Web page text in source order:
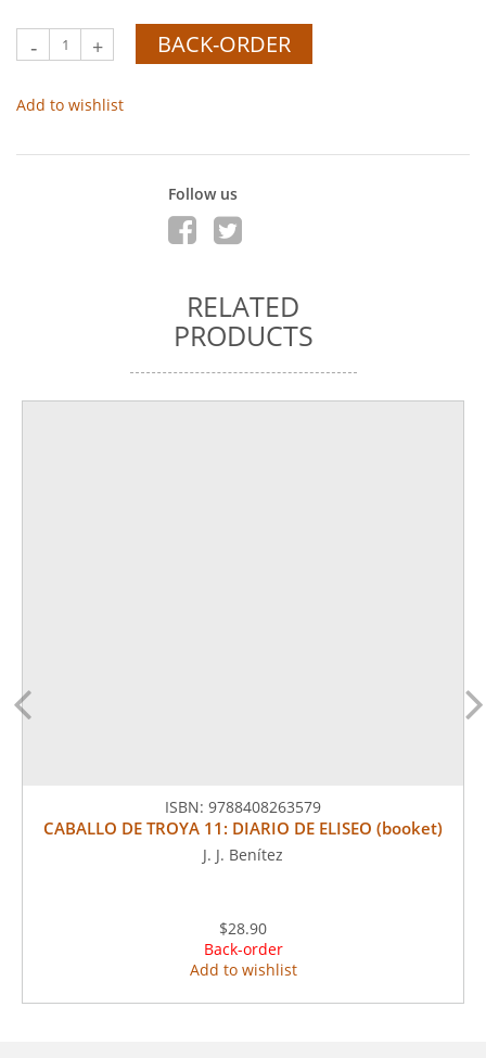
- + BACK-ORDER
Add to wishlist
Follow us
RELATED
PRODUCTS
ISBN: 9788408263579
CABALLO DE TROYA 11: DIARIO DE ELISEO (booket)
J. J. Benítez
$28.90
Back-order
Add to wishlist